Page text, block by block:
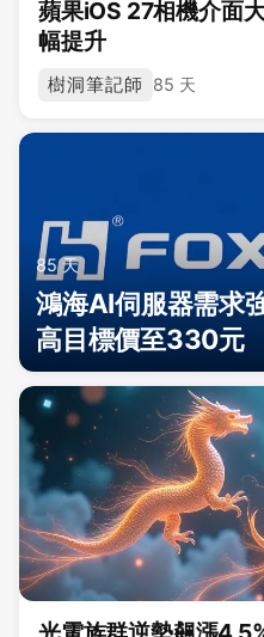
蘋果iOS 27相機介面
幅提升
樹洞筆記師 85 天
85 天
鴻海AI伺服器需求
高目標價至330元